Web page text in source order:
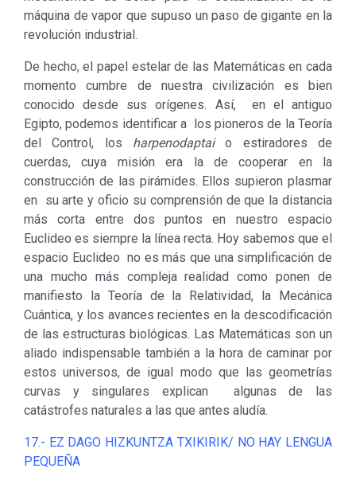
máquina de vapor que supuso un paso de gigante en la
revolución industrial.
De hecho, el papel estelar de las Matemáticas en cada
momento cumbre de nuestra civilización es bien
conocido desde sus orígenes. Así, en el antiguo
Egipto, podemos identificar a los pioneros de la Teoría
del Control, los harpenodaptaio estiradores de
cuerdas, cuya misión era la de cooperar en la
construcción de las pirámides. Ellos supieron plasmar
en su arte y oficio su comprensión de que la distancia
más corta entre dos puntos en nuestro espacio
Euclideo es siempre la línea recta. Hoy sabemos que el
espacio Euclideo no es más que una simplificación de
una mucho más compleja realidad como ponen de
manifiesto la Teoría de la Relatividad, la Mecánica
Cuántica, y los avances recientes en la descodificación
de las estructuras biológicas. Las Matemáticas son un
aliado indispensable también a la hora de caminar por
estos universos, de igual modo que las geometrías
curvas y singulares explican algunas de las
catástrofes naturales a las que antes aludía.
17.- EZ DAGO HIZKUNTZA TXIKIRIK/ NO HAY LENGUA
PEQUEÑA